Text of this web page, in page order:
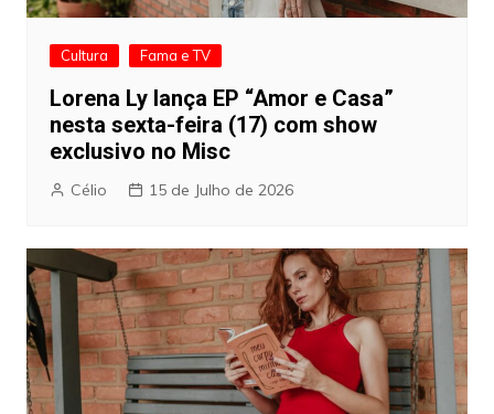
Cultura Fama e TV
Lorena Ly lança EP “Amor e Casa”
nesta sexta-feira (17) com show
exclusivo no Misc
Célio 15 de Julho de 2026